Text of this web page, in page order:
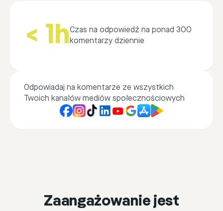
< 1hCzas na odpowiedź na ponad 300
komentarzy dziennie
Odpowiadaj na komentarze ze wszystkich
Twoich kanałów mediów społecznościowych
Zaangażowanie jest